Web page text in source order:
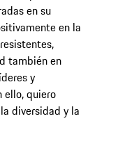
en su
en la
también en
y
ello, quiero
diversidad y la